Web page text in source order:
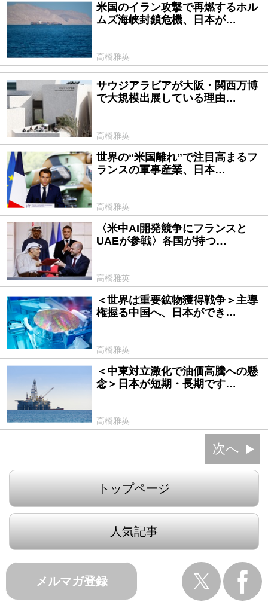
2025/07/03
米国のイラン攻撃で再燃するホル
ムズ海峡封鎖危機、日本が…
高橋雅英
2025/05/09
サウジアラビアが大阪・関西万博
で大規模出展している理由…
高橋雅英
2025/04/14
世界の“米国離れ”で注目高まるフ
ランスの軍事産業、日本…
高橋雅英
2025/03/05
〈米中AI開発競争にフランスと
UAEが参戦〉各国が持つ…
高橋雅英
2025/01/15
＜世界は重要鉱物獲得戦争＞主導
権握る中国へ、日本ができ…
高橋雅英
＜中東対立激化で油価高騰への懸
念＞日本が短期・長期です…
高橋雅英
次へ
トップページ
人気記事
メルマガ登録